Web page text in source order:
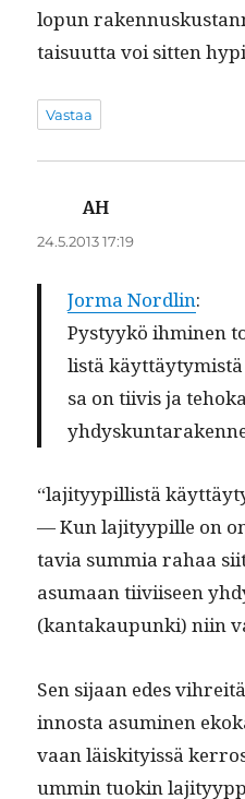
lop­un
taisu­ut­ta voi sit­ten
Vastaa
AH
24.5.2013 17:19
Jor­ma Nordlin:
Pystyykö ihmi­nen
listä
sa on tiivis ja
“laji­tyyp­il­listä
— Kun laji­tyyp­ille on
tavia sum­mia rahaa
asumaan tiivi­iseen
(kan­takaupun­ki) niin
Sen sijaan edes
innos­ta asum­i­nen
vaan läiski­tyis­sä
um­min tuokin